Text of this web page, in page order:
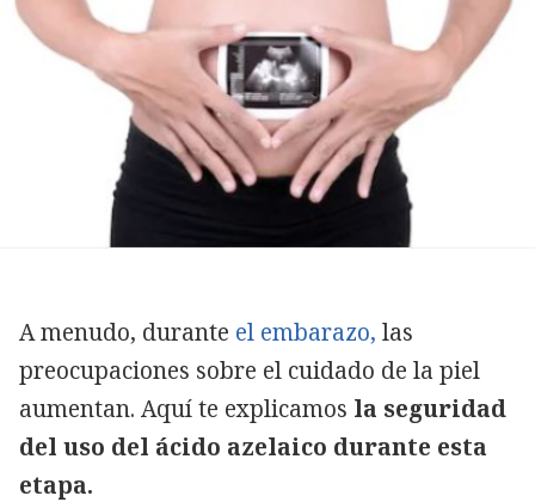
A menudo, durante el embarazo, las
preocupaciones sobre el cuidado de la piel
aumentan. Aquí te explicamos la seguridad
del uso del ácido azelaico durante esta
etapa.